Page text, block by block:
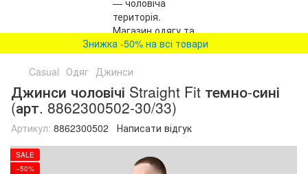
Знижка -50% на всі товари
Casual Одяг Джинси
Джинси чоловічі Straight Fit темно-сині
(арт. 8862300502-30/33)
Артикул: 8862300502 Написати відгук
SALE
−50%